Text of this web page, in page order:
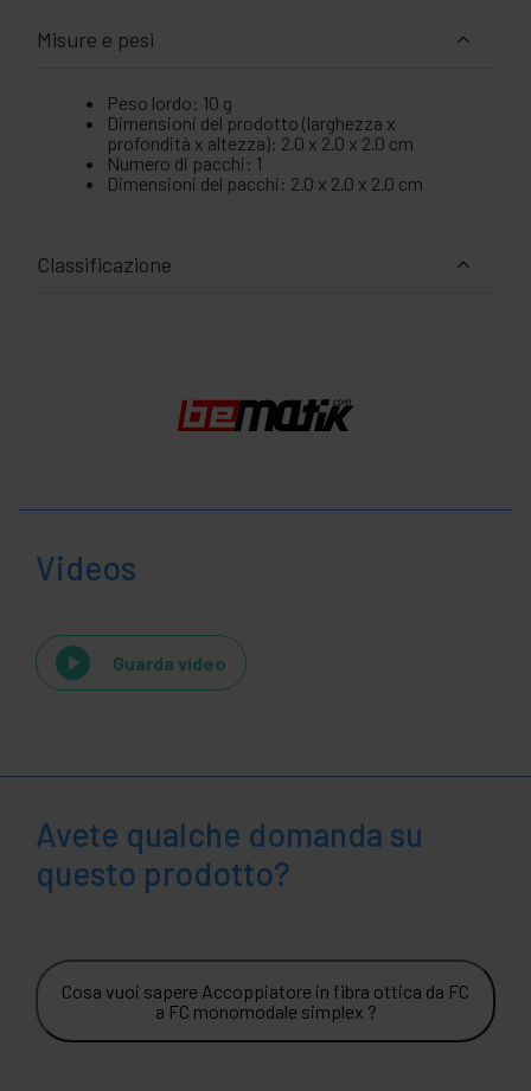
Misure e pesi
Peso lordo: 10 g
Dimensioni del prodotto (larghezza x
profondità x altezza): 2.0 x 2.0 x 2.0 cm
Numero di pacchi: 1
Dimensioni del pacchi: 2.0 x 2.0 x 2.0 cm
Classificazione
Videos
Guarda video
Avete qualche domanda su
questo prodotto?
Cosa vuoi sapere Accoppiatore in fibra ottica da FC
a FC monomodale simplex ?